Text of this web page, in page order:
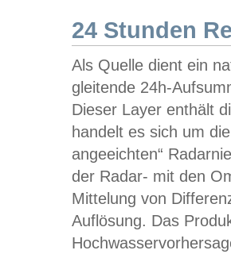
24 Stunden
Als Quelle dient ein
gleitende 24h-
Dieser Layer enthält
handelt es sich um
angeeichten“
der Radar- mit den
Mittelung von
Auflösung. Das